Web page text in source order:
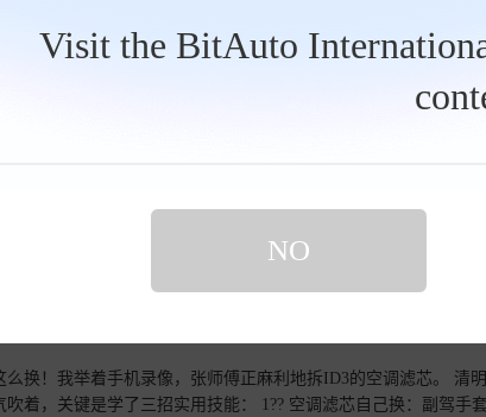
Visit the BitAuto
NO
养护记
用寿命，还可以提升行车的安全，今天我就来分享一下我驾驶这
时候，都会在app上面打开远程空调，提前启动车子，来进行热
气就不会有异味啦。进气滤芯的话，一年更换一次就好了，进
的一个好习惯，能降低事故的发生率，在驾驶的途中呢，我会
内呢，我也会备有搭电宝、充气宝这些应急装备，以备不时之
噢日常
换！我举着手机录像，张师傅正麻利地拆ID3的空调滤芯。 清
着，关键是学了三招实用技能： 1?? 空调滤芯自己换：副驾手